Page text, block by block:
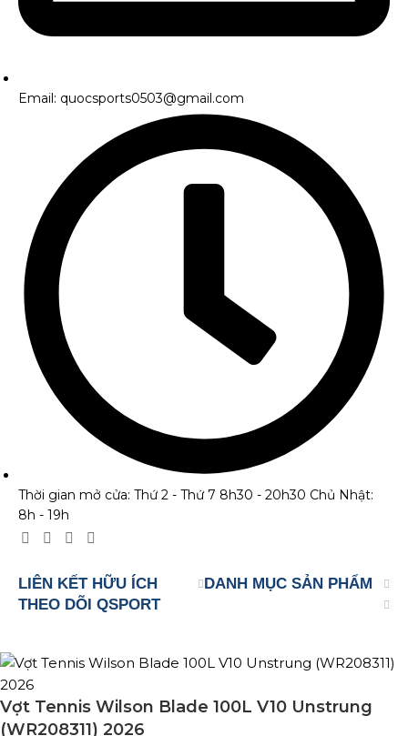
Email: quocsports0503@gmail.com
Thời gian mở cửa: Thứ 2 - Thứ 7 8h30 - 20h30 Chủ Nhật:
8h - 19h
LIÊN KẾT HỮU ÍCH
DANH MỤC SẢN PHẨM
THEO DÕI QSPORT
Vợt Tennis Wilson Blade 100L V10 Unstrung
(WR208311) 2026